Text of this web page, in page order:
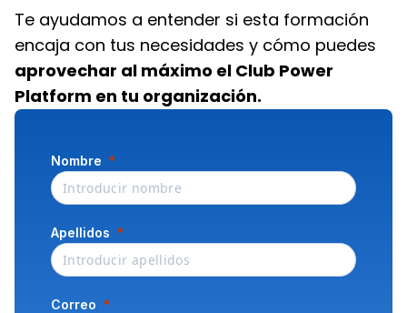
Nombre
Apellidos
Correo
Te ayudamos a entender si esta formación
encaja con tus necesidades y cómo puedes
aprovechar al máximo el Club Power
Platform en tu organización.